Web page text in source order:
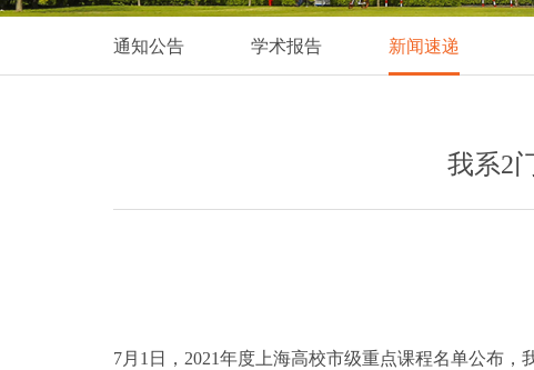
通知公告 学术报告 新闻速递
我系2
7月1日，2021年度上海高校市级重点课程名单公布